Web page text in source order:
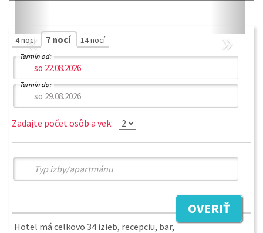
« »
4 noci 7 nocí 14 nocí
Termín od:
Termín do:
Zadajte počet osôb a vek:
OVERIŤ
Hotel má celkovo 34 izieb, recepciu, bar,